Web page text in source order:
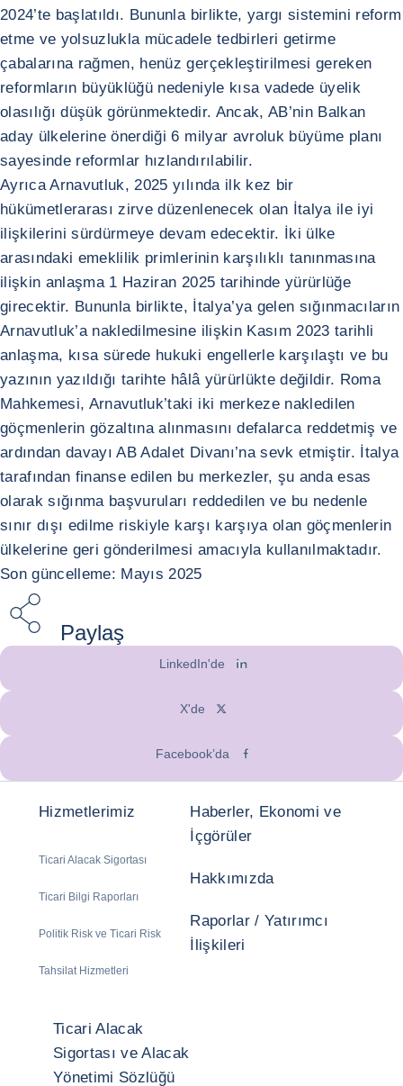
2024’te başlatıldı. Bununla birlikte, yargı sistemini reform
etme ve yolsuzlukla mücadele tedbirleri getirme
çabalarına rağmen, henüz gerçekleştirilmesi gereken
reformların büyüklüğü nedeniyle kısa vadede üyelik
olasılığı düşük görünmektedir. Ancak, AB’nin Balkan
aday ülkelerine önerdiği 6 milyar avroluk büyüme planı
sayesinde reformlar hızlandırılabilir.
Ayrıca Arnavutluk, 2025 yılında ilk kez bir
hükümetlerarası zirve düzenlenecek olan İtalya ile iyi
ilişkilerini sürdürmeye devam edecektir. İki ülke
arasındaki emeklilik primlerinin karşılıklı tanınmasına
ilişkin anlaşma 1 Haziran 2025 tarihinde yürürlüğe
girecektir. Bununla birlikte, İtalya’ya gelen sığınmacıların
Arnavutluk’a nakledilmesine ilişkin Kasım 2023 tarihli
anlaşma, kısa sürede hukuki engellerle karşılaştı ve bu
yazının yazıldığı tarihte hâlâ yürürlükte değildir. Roma
Mahkemesi, Arnavutluk’taki iki merkeze nakledilen
göçmenlerin gözaltına alınmasını defalarca reddetmiş ve
ardından davayı AB Adalet Divanı’na sevk etmiştir. İtalya
tarafından finanse edilen bu merkezler, şu anda esas
olarak sığınma başvuruları reddedilen ve bu nedenle
sınır dışı edilme riskiyle karşı karşıya olan göçmenlerin
ülkelerine geri gönderilmesi amacıyla kullanılmaktadır.
Son güncelleme: Mayıs 2025
Paylaş
LinkedIn'de
X'de
Facebook’da
Hizmetlerimiz
Ticari Alacak Sigortası
Ticari Bilgi Raporları
Politik Risk ve Ticari Risk
Tahsilat Hizmetleri
Haberler, Ekonomi ve
İçgörüler
Hakkımızda
Raporlar / Yatırımcı
İlişkileri
Ticari Alacak
Sigortası ve Alacak
Yönetimi Sözlüğü